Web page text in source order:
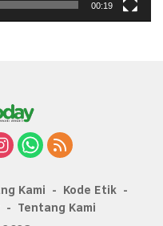
00:19
Kami
Kode Etik
Tentang Kami